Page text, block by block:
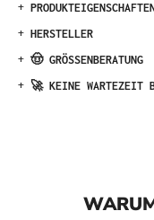
+
+ HERSTELLER
+ 🤠 GRÖSSENBERATUNG
+ 🚀 KEINE WARTEZEIT